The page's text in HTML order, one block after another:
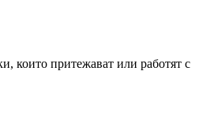
които притежават или работят с